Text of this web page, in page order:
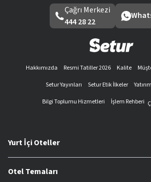
Çağrı Merkezi
444 28 22
Hakkımızda Resmi Tatiller 2026 Kalite
Setur Yayınları
Setur Etik İlkeler
Bilgi Toplumu Hizmetleri
İşlem Rehberi
Yurt İçi Oteller
Otel Temaları